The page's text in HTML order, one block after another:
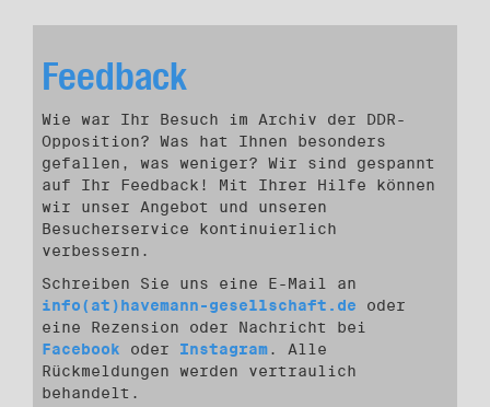
Feedback
Wie war Ihr Besuch im Archiv der DDR-
Opposition? Was hat Ihnen besonders
gefallen, was weniger? Wir sind gespannt
auf Ihr Feedback! Mit Ihrer Hilfe können
wir unser Angebot und unseren
Besucherservice kontinuierlich
verbessern.
Schreiben Sie uns eine E-Mail an
info(at)havemann-gesellschaft.de oder
eine Rezension oder Nachricht bei
Facebook oder Instagram. Alle
Rückmeldungen werden vertraulich
behandelt.